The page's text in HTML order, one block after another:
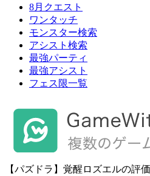
8月クエスト
ワンタッチ
モンスター検索
アシスト検索
最強パーティ
最強アシスト
フェス限一覧
【パズドラ】覚醒ロズエルの評